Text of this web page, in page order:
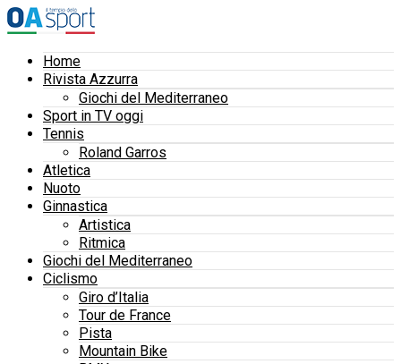
Home
Rivista Azzurra
Giochi del Mediterraneo
Sport in TV oggi
Tennis
Roland Garros
Atletica
Nuoto
Ginnastica
Artistica
Ritmica
Giochi del Mediterraneo
Ciclismo
Giro d’Italia
Tour de France
Pista
Mountain Bike